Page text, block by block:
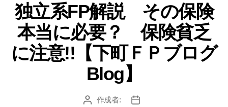
ゴ
リ
ー
独立系FP解説 その保険
本当に必要？ 保険貧乏
に注意!!【下町ＦＰブログ
Blog】
投 作成者:
投